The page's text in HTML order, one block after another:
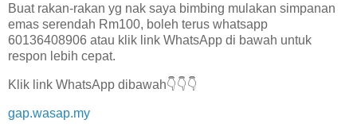
Buat rakan-rakan yg nak saya bimbing mulakan simpanan
emas serendah Rm100, boleh terus whatsapp
60136408906 atau klik link WhatsApp di bawah untuk
respon lebih cepat.
Klik link WhatsApp dibawah👇👇👇
gap.wasap.my